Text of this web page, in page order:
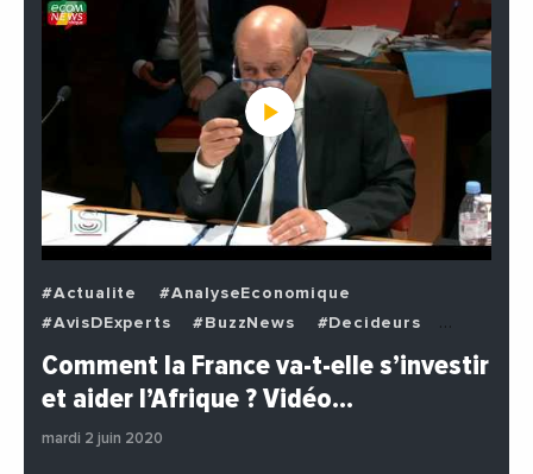
#Actualite
#AnalyseEconomique
#AvisDExperts
#BuzzNews
#Decideurs
#EchangesMediterraneens
#Economie
#Politique
Comment la France va-t-elle s’investir
et aider l’Afrique ? Vidéo…
mardi 2 juin 2020